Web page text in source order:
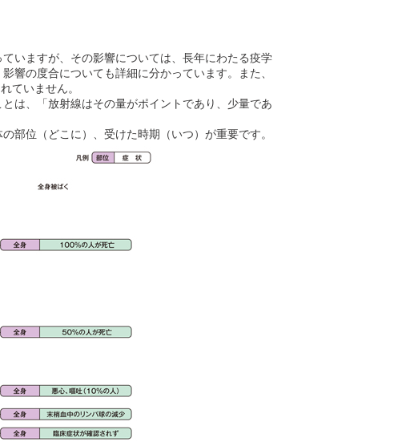
いますが、その影響については、長年にわたる疫学
響の度合についても詳細に分かっています。また、
ていません。
は、「放射線はその量がポイントであり、少量であ
部位（どこに）、受けた時期（いつ）が重要です。